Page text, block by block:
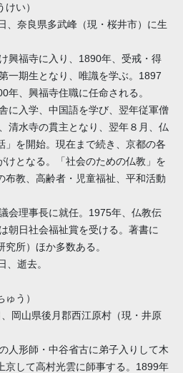
い）
、奈良県多武峰（現・桜井市）に生
興福寺に入り、1890年、受戒・得
一期生となり、唯識を学ぶ。1897
年、興福寺住職に任命される。
に入学、中国語を学び、翌年従軍僧
清水寺の貫主となり、翌年８月、仏
」を開始。現在まで続き、京都の各
けとなる。「社会のための仏教」を
布教、高齢者・児童福祉、平和活動
会理事長に就任。1975年、仏教伝
朝日社会福祉賞を受ける。著書に
究所）ほか多数ある。
、逝去。
う）
岡山県後月郡西江原村（現・井原
人形師・中谷省古に弟子入りして木
京して高村光雲に師事する。1899年